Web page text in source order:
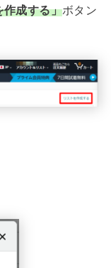
作成する」ボタン